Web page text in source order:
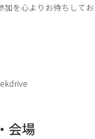
加を心よりお待ちしてお
会場